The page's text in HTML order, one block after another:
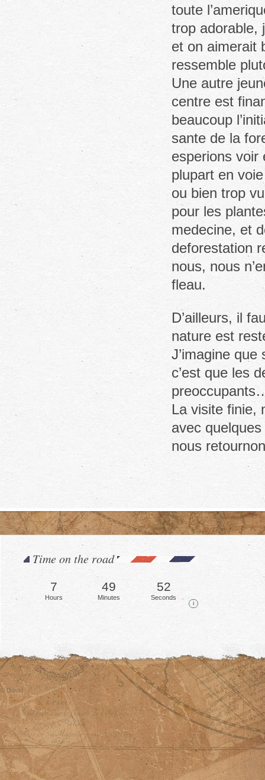
toute
trop adorable,
et on aimerait
ressemble
Une autre
centre est
beaucoup
sante de la
esperions voir
plupart en
ou bien trop
pour les
medecine, et
deforestation
nous, nous
fleau.
D’ailleurs, il
nature est
J’imagine
c’est que les
La visite finie,
avec
nous
Time on the road
7
Hours
49
Minutes
55
Seconds
i
© David